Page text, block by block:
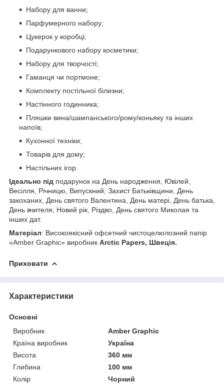
Набору для ванни;
Парфумерного набору;
Цукерок у коробці;
Подарункового набору косметики;
Набору для творчості;
Гаманця чи портмоне;
Комплекту постільної білизни;
Настінного годинника;
Пляшки вина/шампанського/рому/коньяку та інших
напоїв;
Кухонної техніки;
Товарів для дому;
Настільних ігор.
Ідеально під подарунок на День народження, Ювілей,
Весілля, Річницю, Випускний, Захист Батьківщини, День
закоханих, День святого Валентина, День матері, День батька,
День вчителя, Новий рік, Різдво, День святого Миколая та
інших дат.
Матеріал: Високоякісний офсетний чистоцелюлозний папір
«Amber Graphic» виробник Arctic Papers, Швеція.
Приховати
Характеристики
Основні
Виробник
Amber Graphic
Країна виробник
Україна
Висота
360 мм
Глибина
100 мм
Колір
Чорний